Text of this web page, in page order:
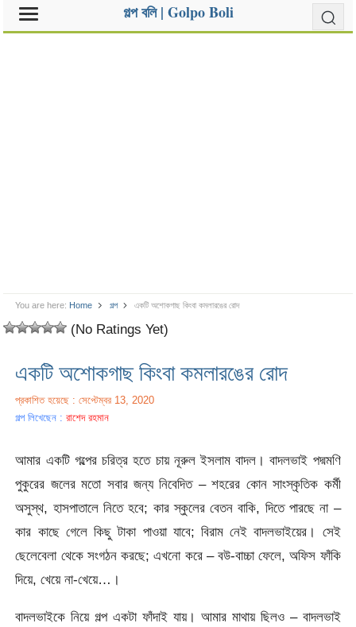
গল্প বলি | Golpo Boli
You are here: Home গল্প একটি অশোকগাছ কিংবা কমলারঙের রোদ
(No Ratings Yet)
একটি অশোকগাছ কিংবা কমলারঙের রোদ
প্রকাশিত হয়েছে : সেপ্টেম্বর 13, 2020
গল্প লিখেছেন :রাশেদ রহমান
আমার একটি গল্পের চরিত্র হতে চায় নূরুল ইসলাম বাদল। বাদলভাই পদ্মমণি
পুকুরের জলের মতো সবার জন্য নিবেদিত – শহরের কোন সাংস্কৃতিক কর্মী
অসুস্থ, হাসপাতালে নিতে হবে; কার স্কুলের বেতন বাকি, দিতে পারছে না –
কার কাছে গেলে কিছু টাকা পাওয়া যাবে; বিরাম নেই বাদলভাইয়ের। সেই
ছেলেবেলা থেকে সংগঠন করছে; এখনো করে – বউ-বাচ্চা ফেলে, অফিস ফাঁকি
দিয়ে, খেয়ে না-খেয়ে…।
বাদলভাইকে নিয়ে গল্প একটা ফাঁদাই যায়। আমার মাথায় ছিলও – বাদলভাই